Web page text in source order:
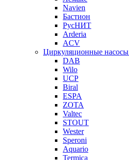
Navien
Бастион
РусНИТ
Arderia
ACV
Циркуляционные насосы
DAB
Wilo
UCP
Biral
ESPA
ZOTA
Valtec
STOUT
Wester
Speroni
Aquario
Termica